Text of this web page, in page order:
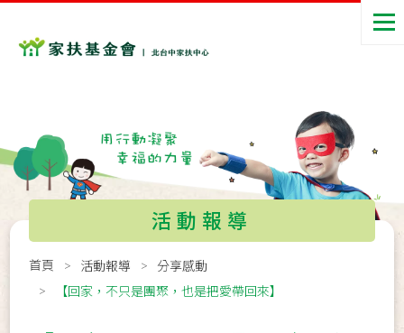
活動報導
首頁 活動報導
分享感動
【回家，不只是團聚，也是把愛帶回來】